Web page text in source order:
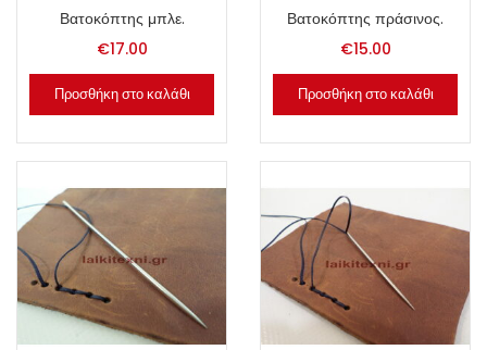
Βατοκόπτης μπλε.
€17.00
Προσθήκη στο καλάθι
Βατοκόπτης πράσινος.
€15.00
Προσθήκη στο καλάθι